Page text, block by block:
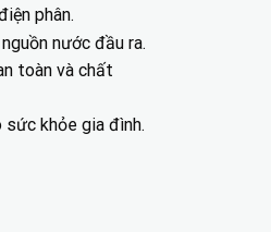
phân.
nước đầu ra.
toàn và chất
sức khỏe gia đình.